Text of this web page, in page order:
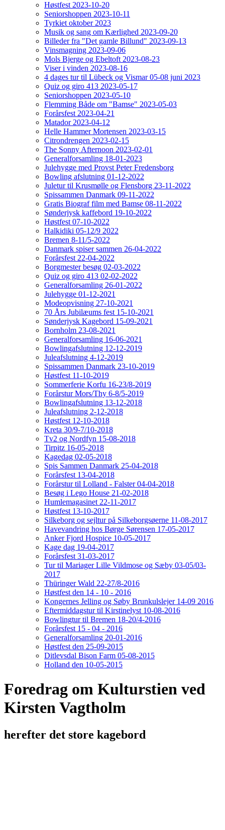
Høstfest 2023-10-20
Seniorshoppen 2023-10-11
Tyrkiet oktober 2023
Musik og sang om Kærlighed 2023-09-20
Billeder fra "Det gamle Billund" 2023-09-13
Vinsmagning 2023-09-06
Mols Bjerge og Ebeltoft 2023-08-23
Viser i vinden 2023-08-16
4 dages tur til Lübeck og Vismar 05-08 juni 2023
Quiz og giro 413 2023-05-17
Seniorshoppen 2023-05-10
Flemming Både om "Bamse" 2023-05-03
Forårsfest 2023-04-21
Matador 2023-04-12
Helle Hammer Mortensen 2023-03-15
Citrondrengen 2023-02-15
The Sonny Afternoon 2023-02-01
Generalforsamling 18-01-2023
Julehygge med Provst Peter Fredensborg
Bowling afslutning 01-12-2022
Juletur til Krusmølle og Flensborg 23-11-2022
Spissammen Danmark 09-11-2022
Gratis Biograf film med Bamse 08-11-2022
Sønderjysk kaffebord 19-10-2022
Høstfest 07-10-2022
Halkidiki 05-12/9 2022
Bremen 8-11/5-2022
Danmark spiser sammen 26-04-2022
Forårsfest 22-04-2022
Borgmester besøg 02-03-2022
Quiz og giro 413 02-02-2022
Generalforsamling 26-01-2022
Julehygge 01-12-2021
Modeopvisning 27-10-2021
70 Års Jubilæums fest 15-10-2021
Sønderjysk Kagebord 15-09-2021
Bornholm 23-08-2021
Generalforsamling 16-06-2021
Bowlingafslutning 12-12-2019
Juleafslutning 4-12-2019
Spissammen Danmark 23-10-2019
Høstfest 11-10-2019
Sommerferie Korfu 16-23/8-2019
Forårstur Mors/Thy 6-8/5-2019
Bowlingafslutning 13-12-2018
Juleafslutning 2-12-2018
Høstfest 12-10-2018
Kreta 30/9-7/10-2018
Tv2 og Nordfyn 15-08-2018
Tirpitz 16-05-2018
Kagedag 02-05-2018
Spis Sammen Danmark 25-04-2018
Forårsfest 13-04-2018
Forårstur til Lolland - Falster 04-04-2018
Besøg i Lego House 21-02-2018
Humlemagasinet 22-11-2017
Høstfest 13-10-2017
Silkeborg og sejltur på Silkeborgsøerne 11-08-2017
Havevandring hos Børge Sørensen 17-05-2017
Anker Fjord Hospice 10-05-2017
Kage dag 19-04-2017
Forårsfest 31-03-2017
Tur til Mariager Lille Vildmose og Sæby 03-05/03-
2017
Thüringer Wald 22-27/8-2016
Høstfest den 14 - 10 - 2016
Kongernes Jelling og Søby Brunkulslejer 14-09 2016
Eftermiddagstur til Kirstinelyst 10-08-2016
Bowlingtur til Bremen 18-20/4-2016
Forårsfest 15 - 04 - 2016
Generalforsamling 20-01-2016
Høstfest den 25-09-2015
Ditlevsdal Bison Farm 05-08-2015
Holland den 10-05-2015
Foredrag om Kulturstien ved
Kirsten Vagtholm
herefter det store kagebord